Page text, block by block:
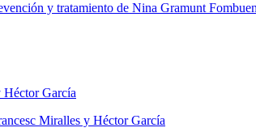
y tratamiento de Nina Gramunt
Héctor García
Miralles y Héctor García